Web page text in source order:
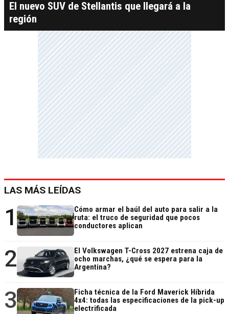
El nuevo SUV de Stellantis que llegará a la
región
LAS MÁS LEÍDAS
1
Cómo armar el baúl del auto para salir a la
ruta: el truco de seguridad que pocos
conductores aplican
2
El Volkswagen T-Cross 2027 estrena caja de
ocho marchas, ¿qué se espera para la
Argentina?
3
Ficha técnica de la Ford Maverick Híbrida
4x4: todas las especificaciones de la pick-up
electrificada